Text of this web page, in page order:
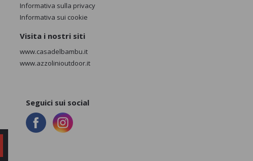
Informativa sulla privacy
Informativa sui cookie
Visita i nostri siti
www.casadelbambu.it
www.azzolinioutdoor.it
Seguici sui social